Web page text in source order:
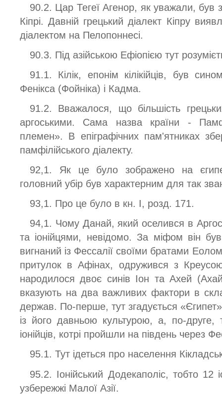
90.2. Цар Тегеї Агенор, як уважали, був
Кіпрі. Давній грецький діалект Кіпру
діалектом на Пелопоннесі.
90.3. Під азійською Ефіопією тут
91.1. Кілік, епонім кілікійців, був
Фенікса (Фойніка) і Кадма.
91.2. Вважалося, що більшість
аргоськими. Сама назва країни -
племен». В епіграфічних пам'ятниках
памфілійського діалекту.
92,1. Як це було зображено на
головний убір був характерним для так
93,1. Про це було в кн. І, розд. 171.
94,1. Чому Данай, який оселився в
та іонійцями, невідомо. За міфом він
вигнаний із Фессалії своїми братами
притулок в Афінах, одружився з
народилося двоє синів Іон та Ахей
вказують на два важливих фактори в
держав. По-перше, тут згадується
із його давньою культурою, а, по-друге,
іонійців, котрі пройшли на південь через
95.1. Тут ідеться про населення
95.2. Іонійський Додекаполіс, тобто 12
узбережжі Малої Азії.